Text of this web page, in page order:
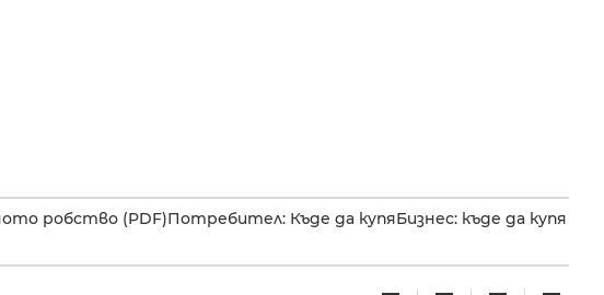
робство (PDF)Потребител: Къде да купяБизнес: къде да купя